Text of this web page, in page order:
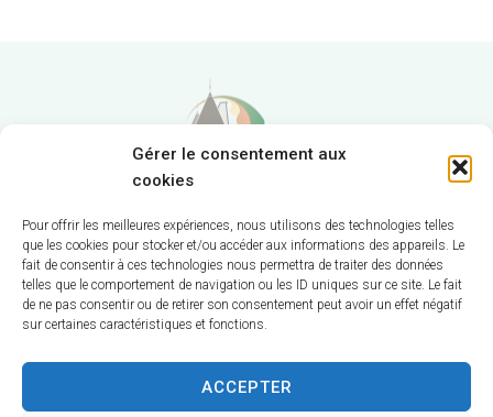
Gérer le consentement aux
cookies
Pour offrir les meilleures expériences, nous utilisons des technologies telles
que les cookies pour stocker et/ou accéder aux informations des appareils. Le
fait de consentir à ces technologies nous permettra de traiter des données
telles que le comportement de navigation ou les ID uniques sur ce site. Le fait
de ne pas consentir ou de retirer son consentement peut avoir un effet négatif
sur certaines caractéristiques et fonctions.
ACCEPTER
Hôtel de Ville
12 route de La Chapelle
CS 58570